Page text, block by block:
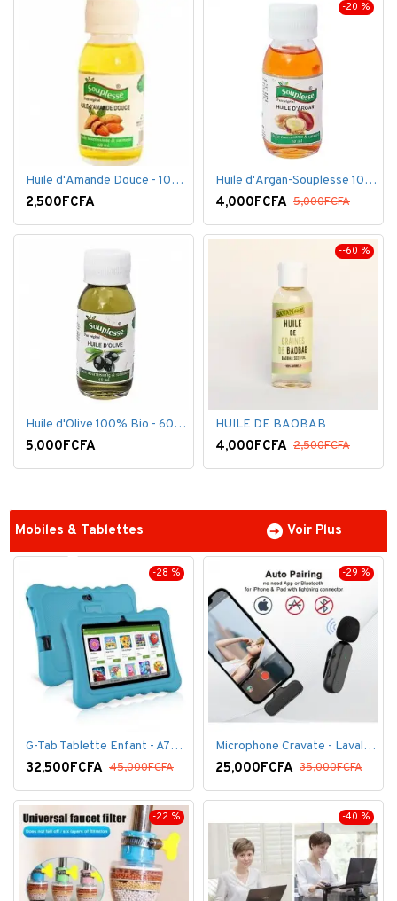
Huile d'Amande Douce - 100% Bio - 60 ml
2,500FCFA
-20 %
Huile d'Argan-Souplesse 100% Bio - 60 ml
4,000FCFA 5,000FCFA
Huile d'Olive 100% Bio - 60 ml
5,000FCFA
--60 %
HUILE DE BAOBAB
4,000FCFA 2,500FCFA
Mobiles & Tablettes Voir Plus
-28 %
G-Tab Tablette Enfant - A707 - Ecran 7" - RAM 1 Go - ROM 8 Go - 0.3 Mégapixels + pochette offerte
32,500FCFA 45,000FCFA
-29 %
Microphone Cravate - Lavalier pour smartphone, enregistrement vidéo YouTube Live Stream K60 For Type
25,000FCFA 35,000FCFA
-22 % -40 %